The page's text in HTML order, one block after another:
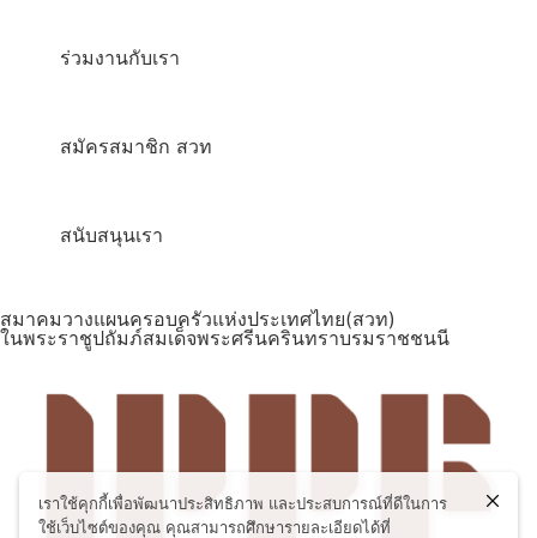
ร่วมงานกับเรา
สมัครสมาชิก สวท
สนับสนุนเรา
สมาคมวางแผนครอบครัวแห่งประเทศไทย(สวท)
ในพระราชูปถัมภ์สมเด็จพระศรีนครินทราบรมราชชนนี
เราใช้คุกกี้เพื่อพัฒนาประสิทธิภาพ และประสบการณ์ที่ดีในการ
ใช้เว็บไซต์ของคุณ คุณสามารถศึกษารายละเอียดได้ที่